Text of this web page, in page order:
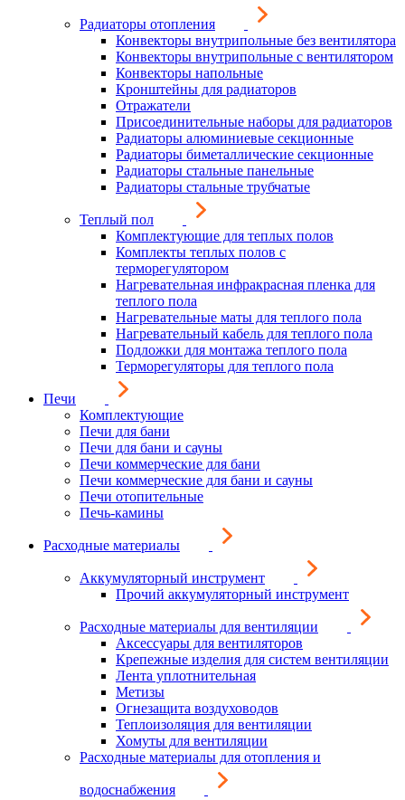
Радиаторы отопления
Конвекторы внутрипольные без вентилятора
Конвекторы внутрипольные с вентилятором
Конвекторы напольные
Кронштейны для радиаторов
Отражатели
Присоединительные наборы для радиаторов
Радиаторы алюминиевые секционные
Радиаторы биметаллические секционные
Радиаторы стальные панельные
Радиаторы стальные трубчатые
Теплый пол
Комплектующие для теплых полов
Комплекты теплых полов с
терморегулятором
Нагревательная инфракрасная пленка для
теплого пола
Нагревательные маты для теплого пола
Нагревательный кабель для теплого пола
Подложки для монтажа теплого пола
Терморегуляторы для теплого пола
Печи
Комплектующие
Печи для бани
Печи для бани и сауны
Печи коммерческие для бани
Печи коммерческие для бани и сауны
Печи отопительные
Печь-камины
Расходные материалы
Аккумуляторный инструмент
Прочий аккумуляторный инструмент
Расходные материалы для вентиляции
Аксессуары для вентиляторов
Крепежные изделия для систем вентиляции
Лента уплотнительная
Метизы
Огнезащита воздуховодов
Теплоизоляция для вентиляции
Хомуты для вентиляции
Расходные материалы для отопления и
водоснабжения